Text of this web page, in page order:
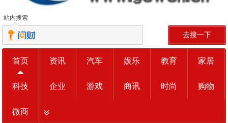
站内搜索
去搜一下
首页 资讯 汽车 娱乐 教育 家居
科技 企业 游戏 商讯 时尚 购物
微商